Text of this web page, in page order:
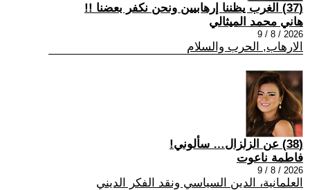
(37) الغرب يظننا إرهابيين ونحن نكفر بعضنا !!
هاني محمد الميثالي
2026 / 8 / 9
الارهاب, الحرب والسلام
(38) عن الزلزال… سألوني!
فاطمة ناعوت
2026 / 8 / 9
العلمانية، الدين السياسي ونقد الفكر الديني